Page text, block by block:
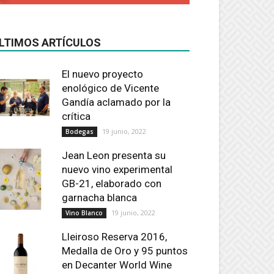
ARTÍCULOS
El nuevo proyecto
enológico de Vicente
Gandía aclamado por la
crítica
Bodegas 19 junio, 2022
Jean Leon presenta su
nuevo vino experimental
GB-21, elaborado con
garnacha blanca
Vino Blanco 19 junio, 2022
Lleiroso Reserva 2016,
Medalla de Oro y 95 puntos
en Decanter World Wine